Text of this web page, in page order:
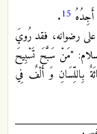
15
.
رضوانه، فقد رُويَ
"مَنْ‏ سَبَّحَ‏ تَسْبِيحَ‏
بِاللِّسَانِ وَ أَلْفٌ فِي